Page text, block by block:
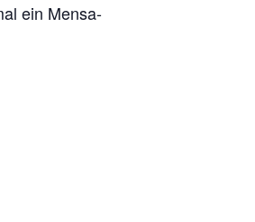
ein Mensa-